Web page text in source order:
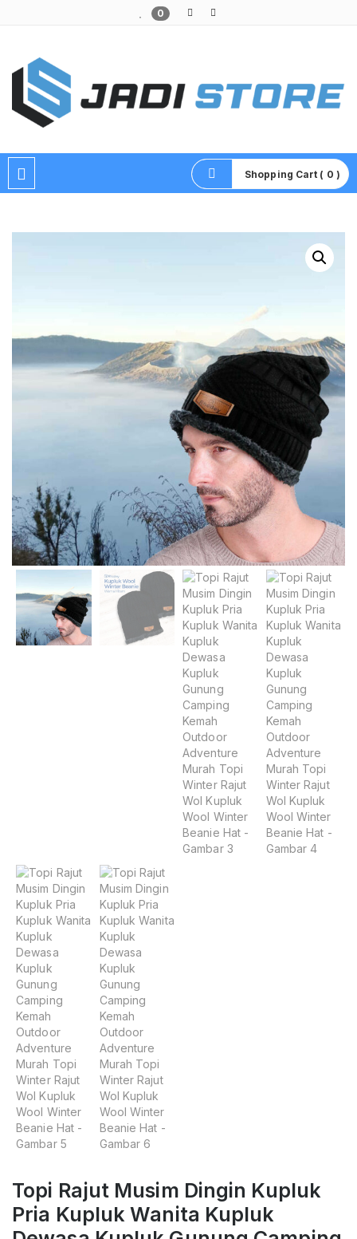
0
Shopping Cart ( 0 )
Topi Rajut Musim Dingin Kupluk
Pria Kupluk Wanita Kupluk